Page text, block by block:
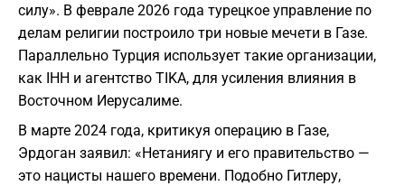
силу». В феврале 2026 года турецкое управление по
делам религии построило три новые мечети в Газе.
Параллельно Турция использует такие организации,
как IHH и агентство TIKA, для усиления влияния в
Восточном Иерусалиме.
В марте 2024 года, критикуя операцию в Газе,
Эрдоган заявил: «Нетаниягу и его правительство —
это нацисты нашего времени. Подобно Гитлеру,